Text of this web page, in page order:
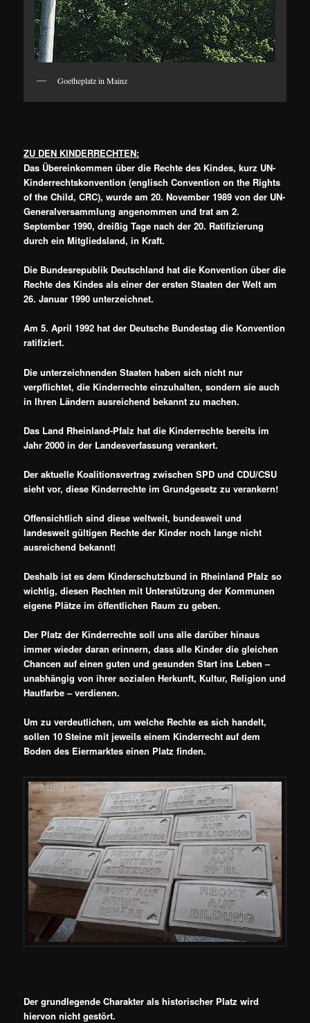
Goetheplatz in Mainz
ZU DEN KINDERRECHTEN:
Das Übereinkommen über die Rechte des Kindes, kurz UN-
Kinderrechtskonvention (englisch Convention on the Rights
of the Child, CRC), wurde am 20. November 1989 von der UN-
Generalversammlung angenommen und trat am 2.
September 1990, dreißig Tage nach der 20. Ratifizierung
durch ein Mitgliedsland, in Kraft.
Die Bundesrepublik Deutschland hat die Konvention über die
Rechte des Kindes als einer der ersten Staaten der Welt am
26. Januar 1990 unterzeichnet.
Am 5. April 1992 hat der Deutsche Bundestag die Konvention
ratifiziert.
Die unterzeichnenden Staaten haben sich nicht nur
verpflichtet, die Kinderrechte einzuhalten, sondern sie auch
in Ihren Ländern ausreichend bekannt zu machen.
Das Land Rheinland-Pfalz hat die Kinderrechte bereits im
Jahr 2000 in der Landesverfassung verankert.
Der aktuelle Koalitionsvertrag zwischen SPD und CDU/CSU
sieht vor, diese Kinderrechteim Grundgesetz zu verankern!
Offensichtlich sind diese weltweit, bundesweit und
landesweit gültigen Rechte der Kinder noch lange nicht
ausreichend bekannt!
Deshalb ist es dem Kinderschutzbund in Rheinland Pfalz so
wichtig, diesen Rechten mit Unterstützung der Kommunen
eigene Plätze im öffentlichen Raum zu geben.
Der Platz der Kinderrechte soll uns alle darüber hinaus
immer wieder daran erinnern, dass alle Kinder die gleichen
Chancen auf einen guten und gesunden Start ins Leben –
unabhängig von ihrer sozialen Herkunft, Kultur, Religion und
Hautfarbe – verdienen.
Um zu verdeutlichen, um welche Rechte es sich handelt,
sollen 10 Steine mit jeweils einem Kinderrecht auf dem
Boden des Eiermarktes einen Platz finden.
Der grundlegende Charakter als historischer Platz wird
hiervon nicht gestört.